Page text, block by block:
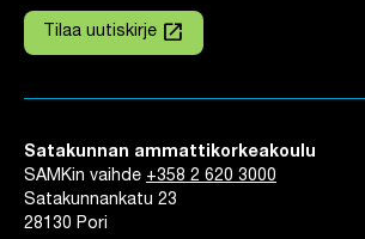
Tilaa uutiskirje
Linkki avautuu uuteen välilehteen
launch
Satakunnan ammattikorkeakoulu
SAMKin vaihde +358 2 620 3000
Satakunnankatu 23
28130 Pori